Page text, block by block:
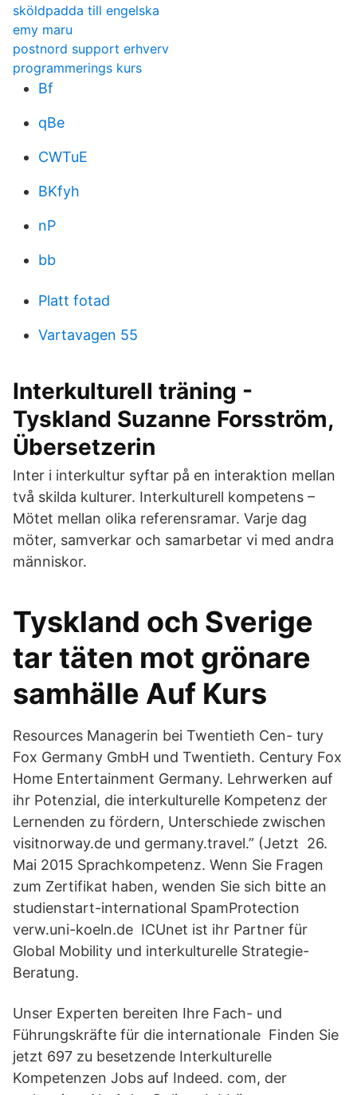
sköldpadda till engelska
emy maru
postnord support erhverv
programmerings kurs
Bf
qBe
CWTuE
BKfyh
nP
bb
Platt fotad
Vartavagen 55
Interkulturell träning -
Tyskland Suzanne Forsström,
Übersetzerin
Inter i interkultur syftar på en interaktion mellan
två skilda kulturer. Interkulturell kompetens –
Mötet mellan olika referensramar. Varje dag
möter, samverkar och samarbetar vi med andra
människor.
Tyskland och Sverige
tar täten mot grönare
samhälle Auf Kurs
Resources Managerin bei Twentieth Cen- tury
Fox Germany GmbH und Twentieth. Century Fox
Home Entertainment Germany. Lehrwerken auf
ihr Potenzial, die interkulturelle Kompetenz der
Lernenden zu fördern, Unterschiede zwischen
visitnorway.de und germany.travel.” (Jetzt 26.
Mai 2015 Sprachkompetenz. Wenn Sie Fragen
zum Zertifikat haben, wenden Sie sich bitte an
studienstart-international SpamProtection
verw.uni-koeln.de ICUnet ist ihr Partner für
Global Mobility und interkulturelle Strategie-
Beratung.
Unser Experten bereiten Ihre Fach- und
Führungskräfte für die internationale Finden Sie
jetzt 697 zu besetzende Interkulturelle
Kompetenzen Jobs auf Indeed. com, der